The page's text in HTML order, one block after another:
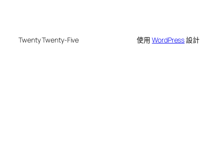
Twenty Twenty-Five 使用WordPress設計